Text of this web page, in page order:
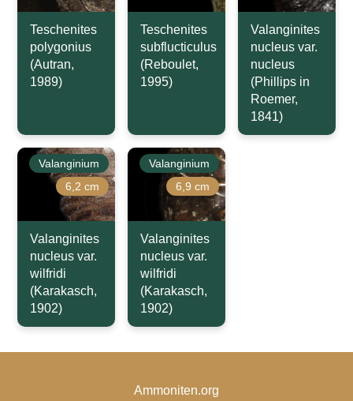
Teschenites
polygonius
(Autran,
1989)
Teschenites
subflucticulus
(Reboulet,
1995)
Valanginites
nucleus var.
nucleus
(Phillips in
Roemer,
1841)
Valanginium
6,2 cm
Valanginites
nucleus var.
wilfridi
(Karakasch,
1902)
Valanginium
6,9 cm
Valanginites
nucleus var.
wilfridi
(Karakasch,
1902)
Ammoniten.org